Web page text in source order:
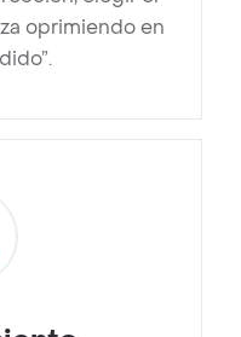
oprimiendo en